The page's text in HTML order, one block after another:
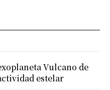
Vulcano de
estelar